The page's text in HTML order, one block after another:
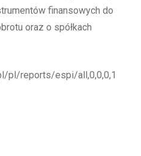
finansowych do
oraz o spółkach
pl/reports/espi/all,0,0,0,1